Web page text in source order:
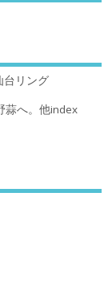
台リング
蒜へ。他index